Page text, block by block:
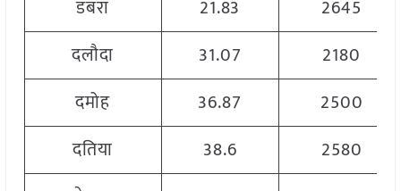
डबरा
21.83
2645
दलौदा
31.07
2180
दमोह
36.87
2500
दतिया
38.6
2580